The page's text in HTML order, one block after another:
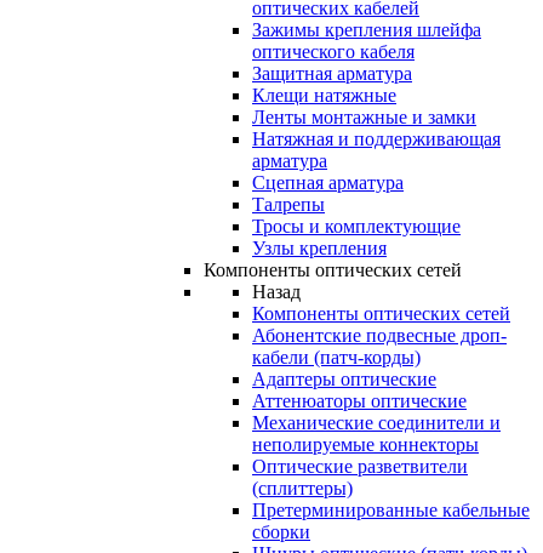
оптических кабелей
Зажимы крепления шлейфа
оптического кабеля
Защитная арматура
Клещи натяжные
Ленты монтажные и замки
Натяжная и поддерживающая
арматура
Сцепная арматура
Талрепы
Тросы и комплектующие
Узлы крепления
Компоненты оптических сетей
Назад
Компоненты оптических сетей
Абонентские подвесные дроп-
кабели (патч-корды)
Адаптеры оптические
Аттенюаторы оптические
Механические соединители и
неполируемые коннекторы
Оптические разветвители
(сплиттеры)
Претерминированные кабельные
сборки